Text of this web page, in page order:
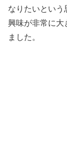
なりたいという
興味が非常に大
ました。